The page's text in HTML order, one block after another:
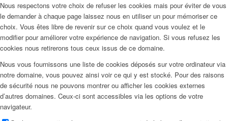
Nous respectons votre choix de refuser les cookies mais pour éviter de vous
le demander à chaque page laissez nous en utiliser un pour mémoriser ce
choix. Vous êtes libre de revenir sur ce choix quand vous voulez et le
modifier pour améliorer votre expérience de navigation. Si vous refusez les
cookies nous retirerons tous ceux issus de ce domaine.
Nous vous fournissons une liste de cookies déposés sur votre ordinateur via
notre domaine, vous pouvez ainsi voir ce qui y est stocké. Pour des raisons
de sécurité nous ne pouvons montrer ou afficher les cookies externes
d’autres domaines. Ceux-ci sont accessibles via les options de votre
navigateur.